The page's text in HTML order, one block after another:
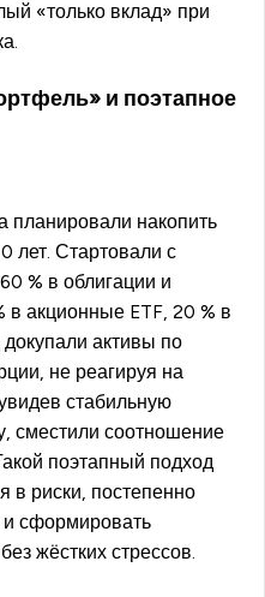
«только вклад» при
и поэтапное
планировали накопить
лет. Стартовали с
% в облигации и
в акционные ETF, 20 % в
активы по
не реагируя на
стабильную
сместили соотношение
поэтапный подход
в риски, постепенно
сформировать
жёстких стрессов.